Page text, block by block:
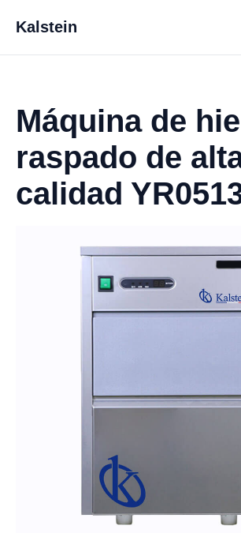
Kalstein
Máquina de
raspado de
calidad